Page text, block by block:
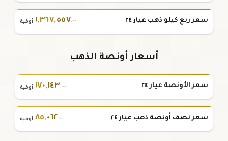
سعر ربع كيلو ذهب عيار ٢٤ ١,٣٦٧,٥٥٧.٠٠ أوقية
أسعار أونصة الذهب
سعر الأونصة عيار ٢٤ ١٧٠,١٤٣.٠٠ أوقية
سعر نصف أونصة ذهب عيار ٢٤ ٨٥,٠٦٢.٠٠ أوقية